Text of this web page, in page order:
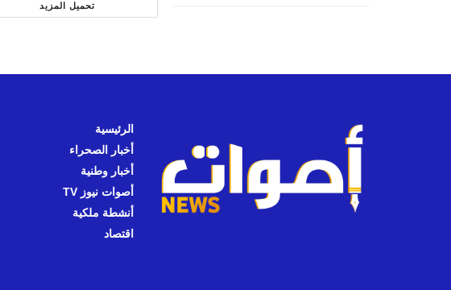
تحميل المزيد
الرئيسية
أخبار الصحراء
أخبار وطنية
أصوات نيوز TV
أنشطة ملكية
اقتصاد